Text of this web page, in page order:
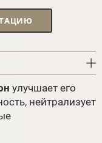
улучшает его
нейтрализует